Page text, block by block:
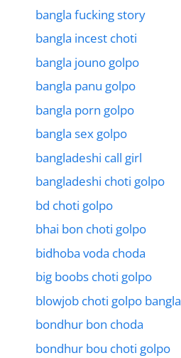
bangla fucking story
bangla incest choti
bangla jouno golpo
bangla panu golpo
bangla porn golpo
bangla sex golpo
bangladeshi call girl
bangladeshi choti golpo
bd choti golpo
bhai bon choti golpo
bidhoba voda choda
big boobs choti golpo
blowjob choti golpo bangla
bondhur bon choda
bondhur bou choti golpo